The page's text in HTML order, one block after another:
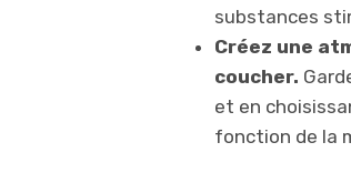
substances
Créez une
coucher.
et en
fonction de la